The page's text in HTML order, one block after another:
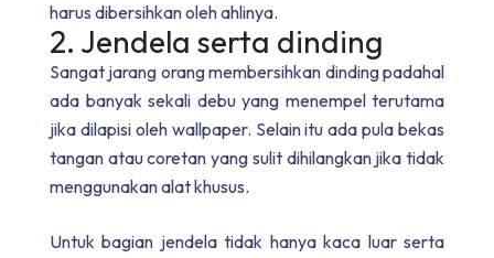
harus dibersihkan oleh ahlinya.
2. Jendela serta dinding
Sangat jarang orang membersihkan dinding padahal
ada banyak sekali debu yang menempel terutama
jika dilapisi oleh wallpaper. Selain itu ada pula bekas
tangan atau coretan yang sulit dihilangkan jika tidak
menggunakan alat khusus.
Untuk bagian jendela tidak hanya kaca luar serta